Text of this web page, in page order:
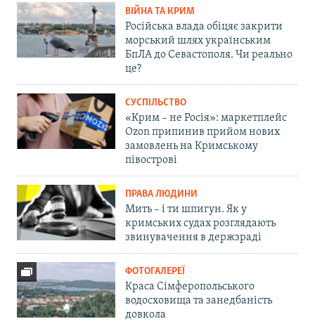
ВІЙНА ТА КРИМ
Російська влада обіцяє закрити
морський шлях українським
БпЛА до Севастополя. Чи реально
це?
СУСПІЛЬСТВО
«Крим – не Росія»: маркетплейс
Ozon припинив прийом нових
замовлень на Кримському
півострові
ПРАВА ЛЮДИНИ
Мить – і ти шпигун. Як у
кримських судах розглядають
звинувачення в держзраді
ФОТОГАЛЕРЕЇ
Краса Сімферопольського
водосховища та занедбаність
довкола